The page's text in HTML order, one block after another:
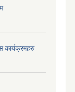
कार्यक्रमहरु